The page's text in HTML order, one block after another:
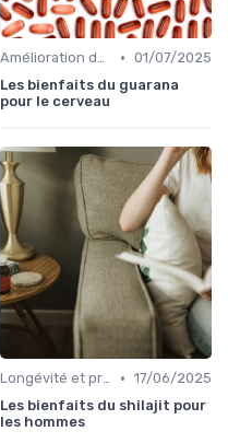
Amélioration de l'humeur • 01/07/2025
Les bienfaits du guarana
pour le cerveau
Longévité et prévention • 17/06/2025
Les bienfaits du shilajit pour
les hommes